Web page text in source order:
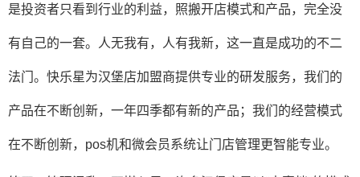
是投资者只看到行业的利益，照搬开店模式和产品，完全没
有自己的一套。人无我有，人有我新，这一直是成功的不二
法门。快乐星为汉堡店加盟商提供专业的研发服务，我们的
产品在不断创新，一年四季都有新的产品；我们的经营模式
在不断创新， pos机和微会员系统让门店管理更智能专业。